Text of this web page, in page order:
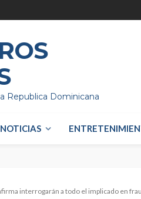
Republica Dominicana
interrogarán a todo el implicado en